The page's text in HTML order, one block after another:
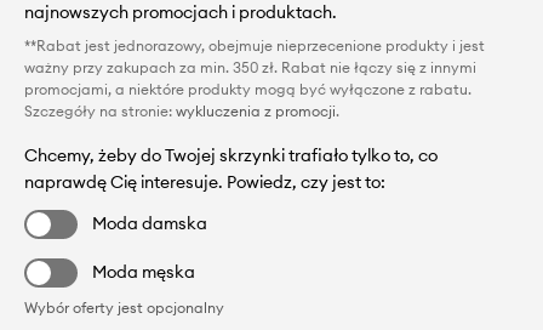
najnowszych promocjach i produktach.
**Rabat jest jednorazowy, obejmuje nieprzecenione produkty i jest
ważny przy zakupach za min. 350 zł. Rabat nie łączy się z innymi
promocjami, a niektóre produkty mogą być wyłączone z rabatu.
Szczegóły na stronie: wykluczenia z promocji.
Chcemy, żeby do Twojej skrzynki trafiało tylko to, co
naprawdę Cię interesuje. Powiedz, czy jest to:
Moda damska
Moda męska
Wybór oferty jest opcjonalny